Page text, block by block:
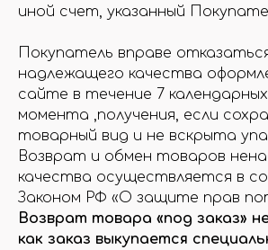
иной счет, указанный
Покупатель вправе
надлежащего качества
сайте в течение 7
момента ,получения, если
товарный вид и не вскрыта
Возврат и обмен товаров
качества осуществляется в
Законом РФ «О защите прав
Возврат товара «под заказ»
как заказ выкупается